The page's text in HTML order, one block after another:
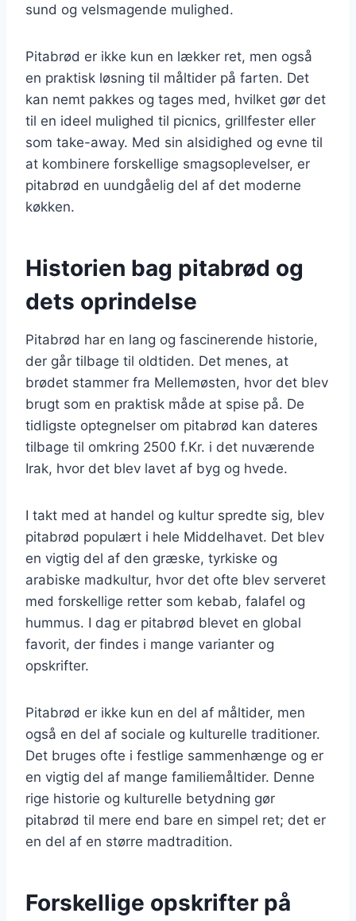
sund og velsmagende mulighed.
Pitabrød er ikke kun en lækker ret, men også
en praktisk løsning til måltider på farten. Det
kan nemt pakkes og tages med, hvilket gør det
til en ideel mulighed til picnics, grillfester eller
som take-away. Med sin alsidighed og evne til
at kombinere forskellige smagsoplevelser, er
pitabrød en uundgåelig del af det moderne
køkken.
Historien bag pitabrød og
dets oprindelse
Pitabrød har en lang og fascinerende historie,
der går tilbage til oldtiden. Det menes, at
brødet stammer fra Mellemøsten, hvor det blev
brugt som en praktisk måde at spise på. De
tidligste optegnelser om pitabrød kan dateres
tilbage til omkring 2500 f.Kr. i det nuværende
Irak, hvor det blev lavet af byg og hvede.
I takt med at handel og kultur spredte sig, blev
pitabrød populært i hele Middelhavet. Det blev
en vigtig del af den græske, tyrkiske og
arabiske madkultur, hvor det ofte blev serveret
med forskellige retter som kebab, falafel og
hummus. I dag er pitabrød blevet en global
favorit, der findes i mange varianter og
opskrifter.
Pitabrød er ikke kun en del af måltider, men
også en del af sociale og kulturelle traditioner.
Det bruges ofte i festlige sammenhænge og er
en vigtig del af mange familiemåltider. Denne
rige historie og kulturelle betydning gør
pitabrød til mere end bare en simpel ret; det er
en del af en større madtradition.
Forskellige opskrifter på